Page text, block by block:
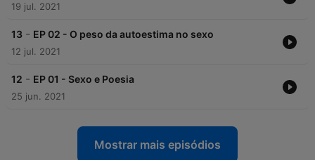
19 jul. 2021
13 - EP 02 - O peso da autoestima no sexo
12 jul. 2021
12 - EP 01 - Sexo e Poesia
25 jun. 2021
Mostrar mais episódios